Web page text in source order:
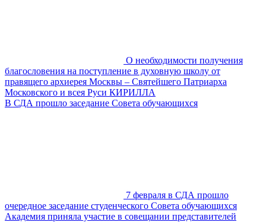
О необходимости получения
благословения на поступление в духовную школу от
правящего архиерея Москвы – Святейшего Патриарха
Московского и всея Руси КИРИЛЛА
В СДА прошло заседание Совета обучающихся
7 февраля в СДА прошло
очередное заседание студенческого Совета обучающихся
Академия приняла участие в совещании представителей